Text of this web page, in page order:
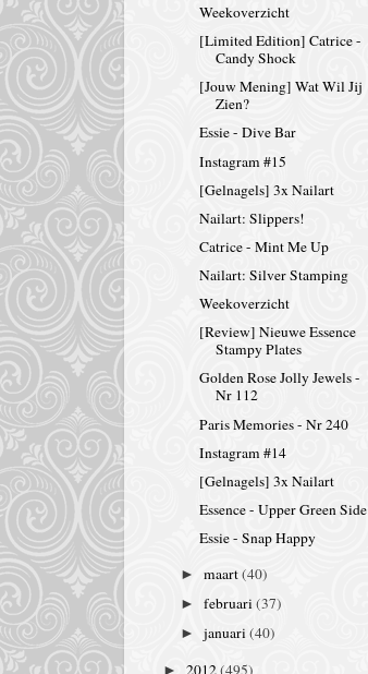
Weekoverzicht
[Limited Edition] Catrice -
Candy Shock
[Jouw Mening] Wat Wil Jij
Zien?
Essie - Dive Bar
Instagram #15
[Gelnagels] 3x Nailart
Nailart: Slippers!
Catrice - Mint Me Up
Nailart: Silver Stamping
Weekoverzicht
[Review] Nieuwe Essence
Stampy Plates
Golden Rose Jolly Jewels -
Nr 112
Paris Memories - Nr 240
Instagram #14
[Gelnagels] 3x Nailart
Essence - Upper Green Side
Essie - Snap Happy
►maart(40)
►februari(37)
►januari(40)
► 2012(495)